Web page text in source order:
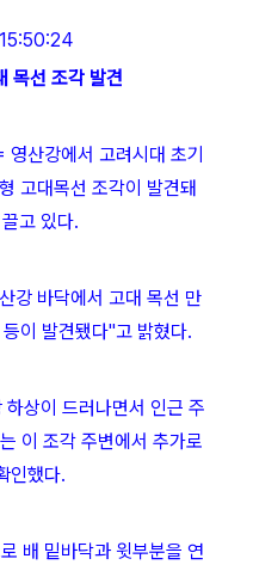
목선 조각 발견
산강에서 고려시대 초기
고대목선 조각이 발견돼
고 있다.
강 바닥에서 고대 목선 만
이 발견됐다"고 밝혔다.
상이 드러나면서 인근 주
이 조각 주변에서 추가로
인했다.
배 밑바닥과 윗부분을 연